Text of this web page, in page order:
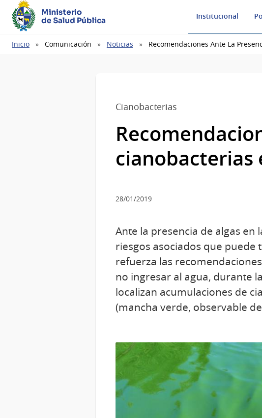
Ministerio
de Salud Pública
Institucional
Ruta
Inicio Comunicación Noticias Recomendaciones Ante La
Cianobacterias
cianobacterias
28/01/2019
Ante la presencia de algas en
riesgos asociados que puede
refuerza las
no ingresar al agua, durante
localizan acumulaciones de
(mancha verde, observable